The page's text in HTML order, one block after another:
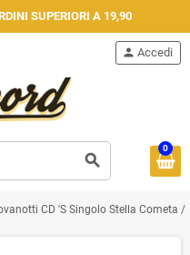
SUPERIORI A 19,90
search
person Accedi
0
CD 'S Singolo Stella Cometa